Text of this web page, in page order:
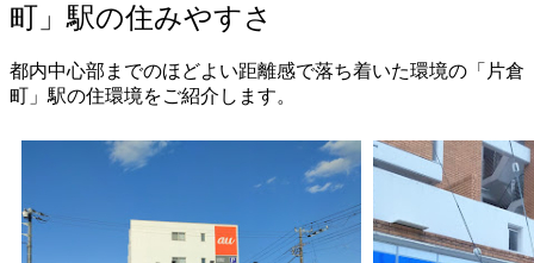
町」駅の住みやすさ
都内中心部までのほどよい距離感で落ち着いた環境の「片倉
町」駅の住環境をご紹介します。